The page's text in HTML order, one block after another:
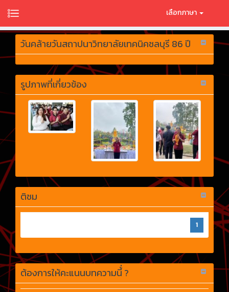
เลือกภาษา
วันคล้ายวันสถาปนาวิทยาลัยเทคนิคชลบุรี 86 ปี
รูปภาพที่เกี่ยวข้อง
ติชม
1
ต้องการให้คะแนนบทความนี้่ ?